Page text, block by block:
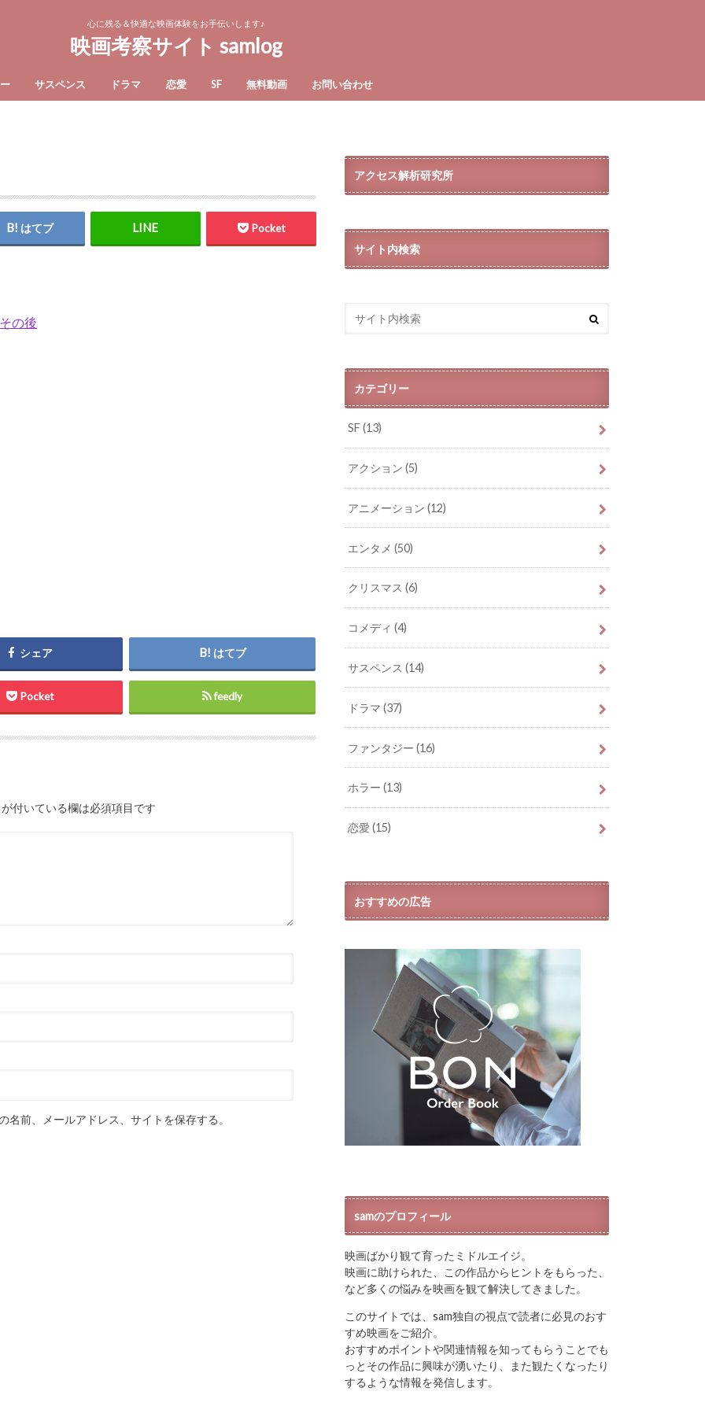
心に残る＆快適な映画体験をお手伝いします♪
映画考察サイト samlog
サスペンス ドラマ 恋愛 SF 無料動画 お問い合わせ
はてブ Pocket
シェア はてブ
Pocket feedly
が付いている欄は必須項目です
前、メールアドレス、サイトを保存する。
アクセス解析研究所
サイト内検索
カテゴリー
SF(13)
アクション(5)
アニメーション(12)
エンタメ(50)
クリスマス(6)
コメディ(4)
サスペンス(14)
ドラマ(37)
ファンタジー(16)
ホラー(13)
恋愛(15)
おすすめの広告
samのプロフィール
映画ばかり観て育ったミドルエイジ。
映画に助けられた、この作品からヒントをもらった、
など多くの悩みを映画を観て解決してきました。
このサイトでは、sam独自の視点で読者に必見のおす
すめ映画をご紹介。
おすすめポイントや関連情報を知ってもらうことでも
っとその作品に興味が湧いたり、また観たくなったり
するような情報を発信します。